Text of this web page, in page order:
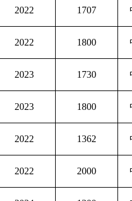
2022 1707
2022 1800
2023 1730
2023 1800
2022 1362
2022 2000